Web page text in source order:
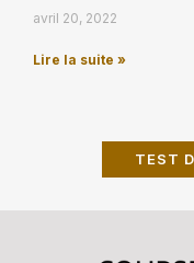
avril 20, 2022
Lire la suite »
TEST